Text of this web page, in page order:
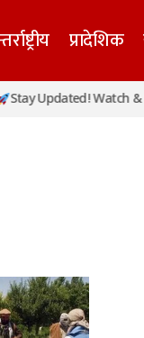
प्रादेशिक
Updated! Watch &